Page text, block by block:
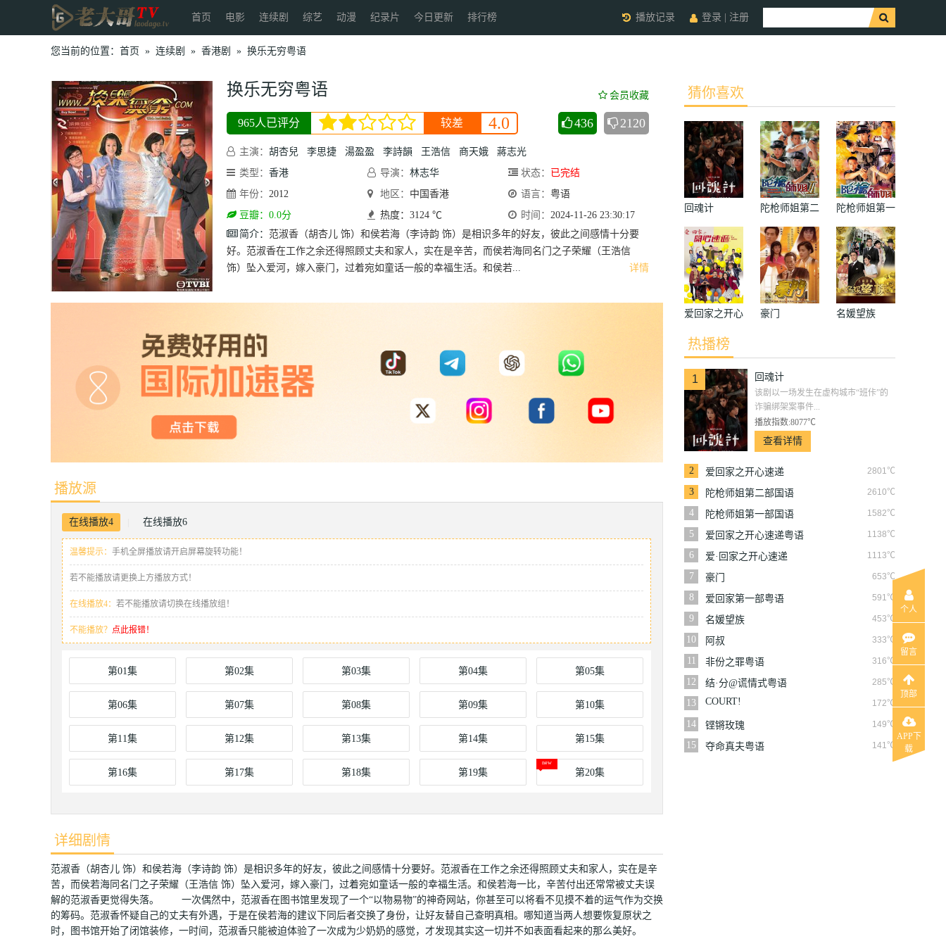
首页 电影 连续剧 综艺 动漫 纪录片 今日更新 排行榜 登录 注册
播放记录
您当前的位置： 首页 » 连续剧 » 香港剧 » 换乐无穷粤语
换乐无穷粤语 会员收藏
965人已评分 较差 4.0 436 2120
主演： 胡杏兒 李思捷 湯盈盈 李詩韻 王浩信 商天娥
蔣志光
类型： 香港 导演： 林志华 状态：
已完结
年份： 2012 地区： 中国香港 语言： 粤语
豆瓣：0.0分
热度：3124 ℃ 时间： 2024-11-26 23:30:17
简介：
详情
范淑香（胡杏儿 饰）和侯若海（李诗韵 饰）是相识多年的好友，彼此之间感情十分要
好。范淑香在工作之余还得照顾丈夫和家人，实在是辛苦，而侯若海同名门之子荣耀（王浩信
饰）坠入爱河，嫁入豪门，过着宛如童话一般的幸福生活。和侯若...
播放源
在线播放4 在线播放6
温馨提示： 手机全屏播放请开启屏幕旋转功能！
若不能播放请更换上方播放方式！
在线播放4： 若不能播放请切换在线播放组！
不能播放？ 点此报错！
第01集 第02集 第03集 第04集 第05集
第06集 第07集 第08集 第09集 第10集
第11集 第12集 第13集 第14集 第15集
第16集 第17集 第18集 第19集 第20集
详细剧情
范淑香（胡杏儿 饰）和侯若海（李诗韵 饰）是相识多年的好友，彼此之间感情十分要好。范淑香在工作之余还得照顾丈夫和家人，实在是辛
苦，而侯若海同名门之子荣耀（王浩信 饰）坠入爱河，嫁入豪门，过着宛如童话一般的幸福生活。和侯若海一比，辛苦付出还常常被丈夫误
解的范淑香更觉得失落。 一次偶然中，范淑香在图书馆里发现了一个“以物易物”的神奇网站，你甚至可以将看不见摸不着的运气作为交换
的筹码。范淑香怀疑自己的丈夫有外遇，于是在侯若海的建议下同后者交换了身份，让好友替自己查明真相。哪知道当两人想要恢复原状之
时，图书馆开始了闭馆装修，一时间，范淑香只能被迫体验了一次成为少奶奶的感觉，才发现其实这一切并不如表面看起来的那么美好。
猜你喜欢
回魂计
陀枪师姐第二
部国语
陀枪师姐第一
部国语
爱回家之开心
速递
豪门 名媛望族
热播榜
1 回魂计
该剧以一场发生在虚构城市“班佧”的
诈骗绑架案事件...
播放指数:8077℃
查看详情
2 2801℃
爱回家之开心速递
3
2610℃
陀枪师姐第二部国语
4
1582℃
陀枪师姐第一部国语
5
1138℃
爱回家之开心速递粤语
6
1113℃
爱·回家之开心速递
7
653℃
豪门
8
591℃
爱回家第一部粤语
9
453℃
名媛望族
10
333℃
阿叔
11
316℃
非份之罪粤语
12
285℃
结·分@谎情式粤语
13
172℃
COURT!
14 149℃
铿锵玫瑰
15
141℃
夺命真夫粤语
个人
留言
顶部
APP下
载